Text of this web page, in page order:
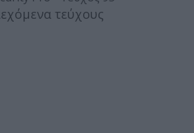
τεύχους